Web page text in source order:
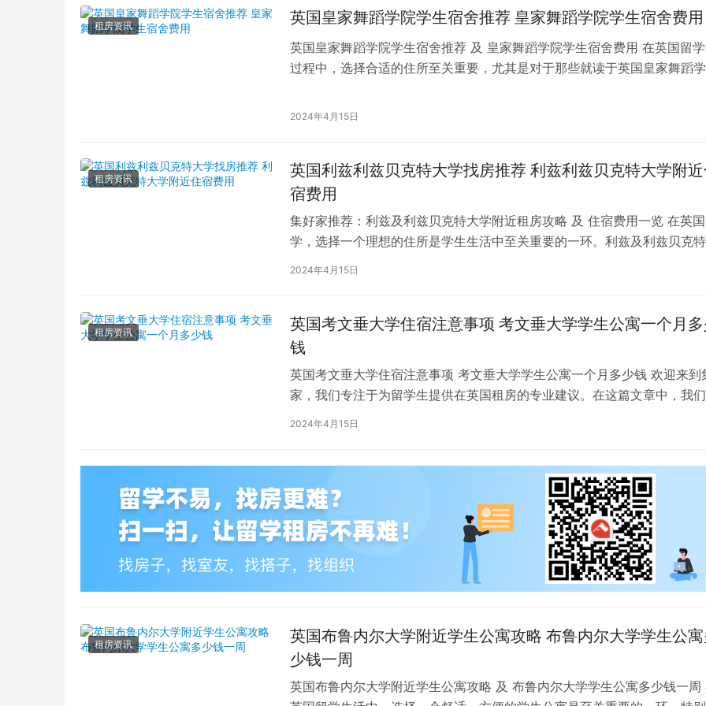
租房资讯 英国皇家舞蹈学院学生宿舍推荐 皇家舞蹈学院学生宿舍费用
英国皇家舞蹈学院学生宿舍推荐 及 皇家舞蹈学院学生宿舍费用 在英国留
过程中，选择合适的住所至关重要，尤其是对于那些就读于英国皇家舞蹈学
2024年4月15日
租房资讯
英国利兹利兹贝克特大学找房推荐 利兹利兹贝克特大学附
宿费用
集好家推荐：利兹及利兹贝克特大学附近租房攻略 及 住宿费用一览 在英
学，选择一个理想的住所是学生生活中至关重要的一环。利兹及利兹贝克特
学（以下简称利兹贝大）作为英国一所卓越的…
2024年4月15日
租房资讯
英国考文垂大学住宿注意事项 考文垂大学学生公寓一个月
钱
英国考文垂大学住宿注意事项 考文垂大学学生公寓一个月多少钱 欢迎来到
家，我们专注于为留学生提供在英国租房的专业建议。在这篇文章中，我们
深入探讨英国考文垂大学住宿的注意事项，以…
2024年4月15日
租房资讯
英国布鲁内尔大学附近学生公寓攻略 布鲁内尔大学学生公寓
少钱一周
英国布鲁内尔大学附近学生公寓攻略 及 布鲁内尔大学学生公寓多少钱一周